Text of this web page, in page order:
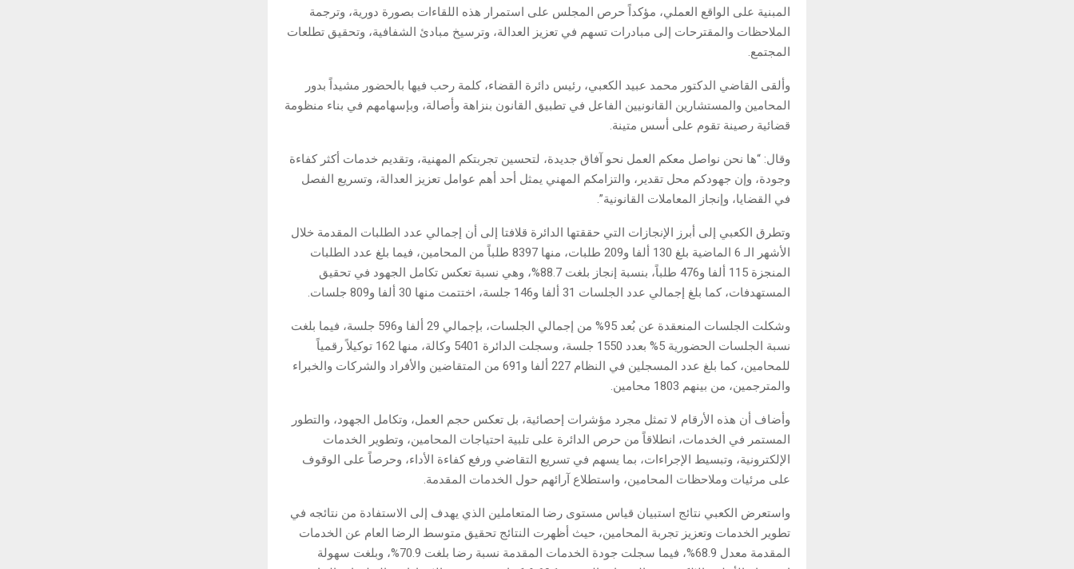
المبنية على الواقع العملي، مؤكداً حرص المجلس على استمرار هذه اللقاءات بصورة دورية، وترجمة
الملاحظات والمقترحات إلى مبادرات تسهم في تعزيز العدالة، وترسيخ مبادئ الشفافية، وتحقيق تطلعات
المجتمع.
وألقى القاضي الدكتور محمد عبيد الكعبي، رئيس دائرة القضاء، كلمة رحب فيها بالحضور مشيداً بدور
المحامين والمستشارين القانونيين الفاعل في تطبيق القانون بنزاهة وأصالة، وبإسهامهم في بناء منظومة
قضائية رصينة تقوم على أسس متينة.
وقال: “ها نحن نواصل معكم العمل نحو آفاق جديدة، لتحسين تجربتكم المهنية، وتقديم خدمات أكثر كفاءة
وجودة، وإن جهودكم محل تقدير، والتزامكم المهني يمثل أحد أهم عوامل تعزيز العدالة، وتسريع الفصل
في القضايا، وإنجاز المعاملات القانونية”.
وتطرق الكعبي إلى أبرز الإنجازات التي حققتها الدائرة قلافتا إلى أن إجمالي عدد الطلبات المقدمة خلال
الأشهر الـ 6 الماضية بلغ 130 ألفا و209 طلبات، منها 8397 طلباً من المحامين، فيما بلغ عدد الطلبات
المنجزة 115 ألفا و476 طلباً، بنسبة إنجاز بلغت 88.7%، وهي نسبة تعكس تكامل الجهود في تحقيق
المستهدفات، كما بلغ إجمالي عدد الجلسات 31 ألفا و146 جلسة، اختتمت منها 30 ألفا و809 جلسات.
وشكلت الجلسات المنعقدة عن بُعد 95% من إجمالي الجلسات، بإجمالي 29 ألفا و596 جلسة، فيما بلغت
نسبة الجلسات الحضورية 5% بعدد 1550 جلسة، وسجلت الدائرة 5401 وكالة، منها 162 توكيلاً رقمياً
للمحامين، كما بلغ عدد المسجلين في النظام 227 ألفا و691 من المتقاضين والأفراد والشركات والخبراء
والمترجمين، من بينهم 1803 محامين.
وأضاف أن هذه الأرقام لا تمثل مجرد مؤشرات إحصائية، بل تعكس حجم العمل، وتكامل الجهود، والتطور
المستمر في الخدمات، انطلاقاً من حرص الدائرة على تلبية احتياجات المحامين، وتطوير الخدمات
الإلكترونية، وتبسيط الإجراءات، بما يسهم في تسريع التقاضي ورفع كفاءة الأداء، وحرصاً على الوقوف
على مرئيات وملاحظات المحامين، واستطلاع آرائهم حول الخدمات المقدمة.
واستعرض الكعبي نتائج استبيان قياس مستوى رضا المتعاملين الذي يهدف إلى الاستفادة من نتائجه في
تطوير الخدمات وتعزيز تجربة المحامين، حيث أظهرت النتائج تحقيق متوسط الرضا العام عن الخدمات
المقدمة معدل 68.9%، فيما سجلت جودة الخدمات المقدمة نسبة رضا بلغت 70.9%، وبلغت سهولة